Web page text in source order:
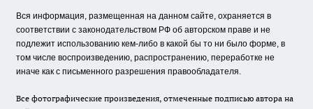
Вся информация, размещенная на данном сайте, охраняется в
соответствии с законодательством РФ об авторском праве и не
подлежит использованию кем-либо в какой бы то ни было форме, в
том числе воспроизведению, распространению, переработке не
иначе как с письменного разрешения правообладателя.
Все фотографические произведения, отмеченные подписью автора на